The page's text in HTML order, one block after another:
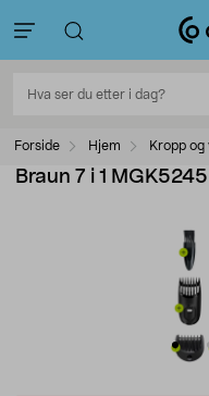
Forside Hjem Kropp
Braun 7 i 1